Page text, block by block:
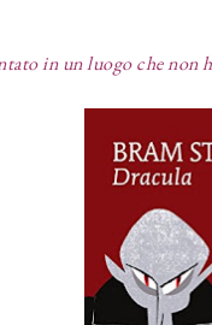
in un luogo che non